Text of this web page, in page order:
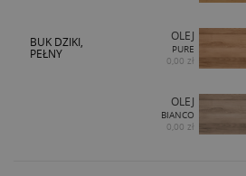
BUK DZIKI,
PEŁNY
OLEJ
PURE
0,00 zł
OLEJ
BIANCO
0,00 zł